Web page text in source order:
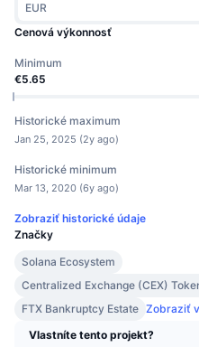
EUR
Cenová výkonnosť
Minimum
€5.65
Historické maximum
Jan 25, 2025 (2y ago)
Historické minimum
Mar 13, 2020 (6y ago)
Zobraziť historické údaje
Značky
Solana Ecosystem
Centralized Exchange (CEX)
FTX Bankruptcy Estate Zobraziť
Vlastníte tento projekt?